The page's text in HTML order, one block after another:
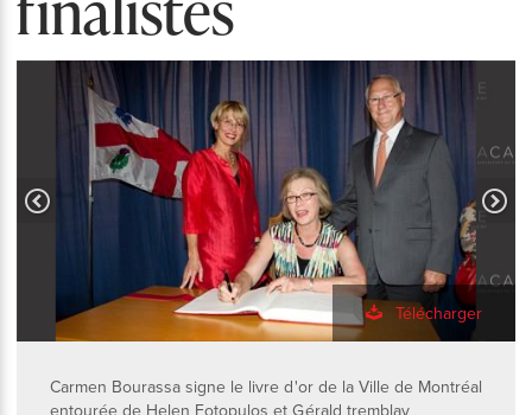
Télécharger
Carmen Bourassa signe le livre d'or de la Ville de Montréal
entourée de Helen Fotopulos et Gérald tremblay